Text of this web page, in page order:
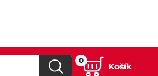
Košík
0